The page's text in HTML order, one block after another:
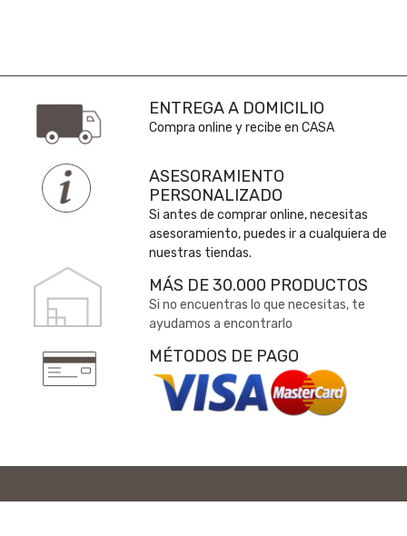
ENTREGA A DOMICILIO
Compra online y recibe en CASA
ASESORAMIENTO
PERSONALIZADO
Si antes de comprar online, necesitas
asesoramiento, puedes ir a cualquiera de
nuestras tiendas.
MÁS DE 30.000 PRODUCTOS
Si no encuentras lo que necesitas, te
ayudamos a encontrarlo
MÉTODOS DE PAGO